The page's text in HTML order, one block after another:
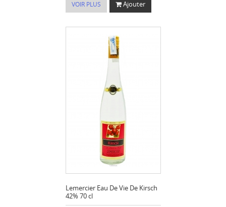
VOIR PLUS Ajouter
Lemercier Eau De Vie De Kirsch
42% 70 cl